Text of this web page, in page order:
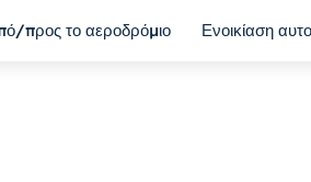
προς το αεροδρόμιο Ενοικίαση